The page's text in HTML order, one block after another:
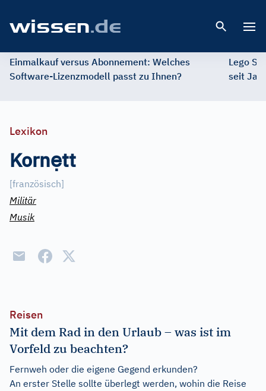
Einmalkauf versus Abonnement: Welches
Software-Lizenzmodell passt zu Ihnen?
Lego
seit
Lexikon
Kornẹtt
[französisch]
Militär
Musik
Reisen
Mit dem Rad in den Urlaub – was ist im
Vorfeld zu beachten?
Fernweh oder die eigene Gegend erkunden?
An erster Stelle sollte überlegt werden, wohin die Reise